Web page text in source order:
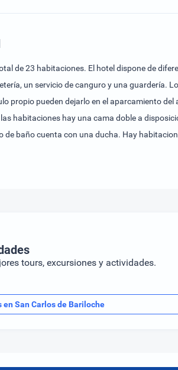
de 23 habitaciones. El hotel dispone de
un servicio de canguro y una guardería.
propio pueden dejarlo en el aparcamiento
habitaciones hay una cama doble a
de baño cuenta con una ducha. Hay
tours, excursiones y actividades.
en San Carlos de Bariloche